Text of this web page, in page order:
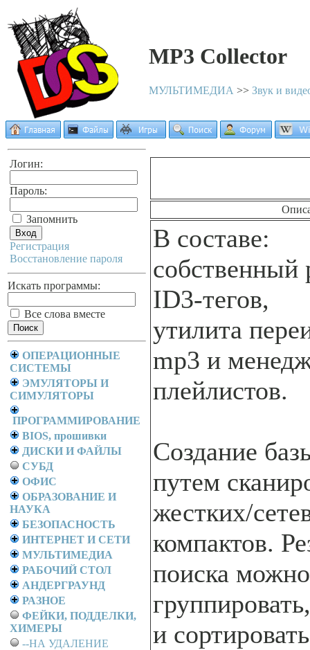
MP3 Collector
МУЛЬТИМЕДИА >> Звук и
Логин:
Пароль:
Запомнить
Регистрация
Восстановление пароля
Искать программы:
Все слова вместе
ОПЕРАЦИОННЫЕ
СИСТЕМЫ
ЭМУЛЯТОРЫ И
СИМУЛЯТОРЫ
ПРОГРАММИРОВАНИЕ
BIOS, прошивки
ДИСКИ И ФАЙЛЫ
СУБД
ОФИС
ОБРАЗОВАНИЕ И
НАУКА
БЕЗОПАСНОСТЬ
ИНТЕРНЕТ И СЕТИ
МУЛЬТИМЕДИА
РАБОЧИЙ СТОЛ
АНДЕРГРАУНД
РАЗНОЕ
ФЕЙКИ, ПОДДЕЛКИ,
ХИМЕРЫ
--НА УДАЛЕНИЕ
В составе:
собственный
ID3-тегов,
утилита
mp3 и
плейлистов.
Создание
путем
жестких/
компактов.
поиска можно
и